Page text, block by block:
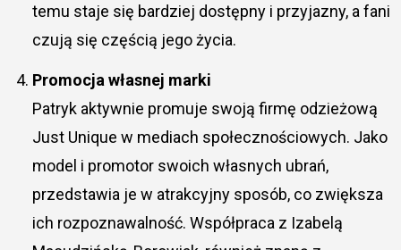
temu staje się bardziej dostępny i przyjazny, a fani
czują się częścią jego życia.
Promocja własnej marki
Patryk aktywnie promuje swoją firmę odzieżową
Just Unique w mediach społecznościowych. Jako
model i promotor swoich własnych ubrań,
przedstawia je w atrakcyjny sposób, co zwiększa
ich rozpoznawalność. Współpraca z Izabelą